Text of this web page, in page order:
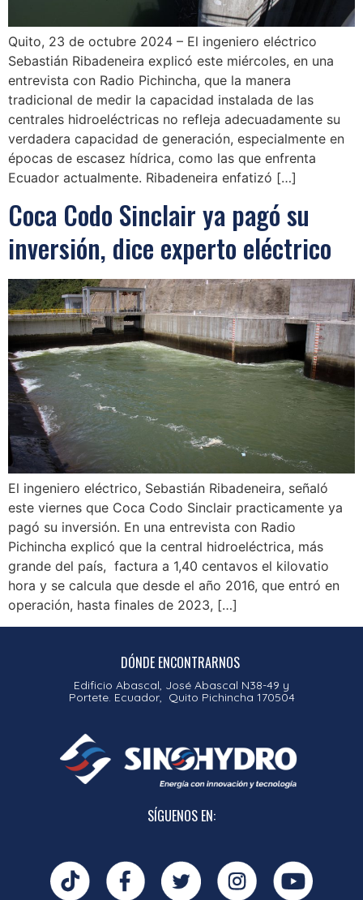
Quito, 23 de octubre 2024 – El ingeniero eléctrico
Sebastián Ribadeneira explicó este miércoles, en una
entrevista con Radio Pichincha, que la manera
tradicional de medir la capacidad instalada de las
centrales hidroeléctricas no refleja adecuadamente su
verdadera capacidad de generación, especialmente en
épocas de escasez hídrica, como las que enfrenta
Ecuador actualmente. Ribadeneira enfatizó […]
Coca Codo Sinclair ya pagó su
inversión, dice experto eléctrico
El ingeniero eléctrico, Sebastián Ribadeneira, señaló
este viernes que Coca Codo Sinclair practicamente ya
pagó su inversión. En una entrevista con Radio
Pichincha explicó que la central hidroeléctrica, más
grande del país, factura a 1,40 centavos el kilovatio
hora y se calcula que desde el año 2016, que entró en
operación, hasta finales de 2023, […]
DÓNDE ENCONTRARNOS
Edificio Abascal, José Abascal N38-49 y
Portete. Ecuador, Quito Pichincha 170504
SÍGUENOS EN: